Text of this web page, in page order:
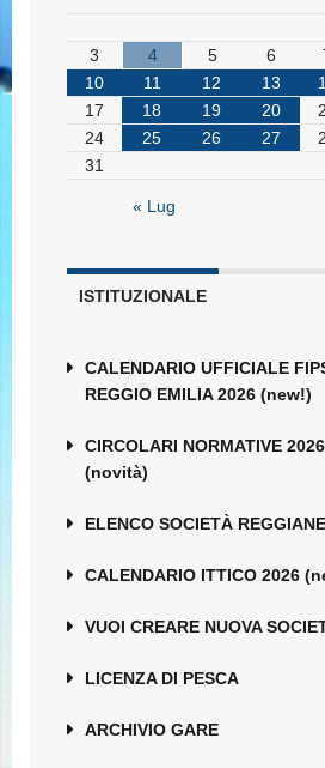
3
4 5 6
10
11 12 13
17
18 19 20
24
25 26 27
31
« Lug
ISTITUZIONALE
CALENDARIO UFFICIALE
REGGIO EMILIA 2026 (new!)
CIRCOLARI NORMATIVE 2026
(novità)
ELENCO SOCIETÀ REGGIANE
CALENDARIO ITTICO 2026
VUOI CREARE NUOVA
LICENZA DI PESCA
ARCHIVIO GARE